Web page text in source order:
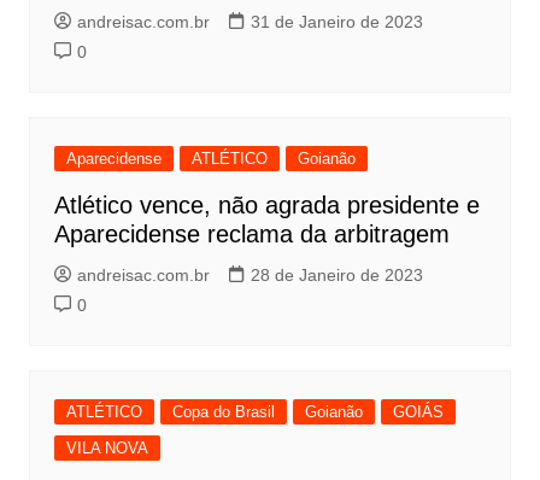
andreisac.com.br
31 de Janeiro de 2023
0
Aparecidense ATLÉTICO Goianão
Atlético vence, não agrada presidente e
Aparecidense reclama da arbitragem
andreisac.com.br
28 de Janeiro de 2023
0
ATLÉTICO Copa do Brasil Goianão
GOIÁS
VILA NOVA